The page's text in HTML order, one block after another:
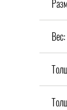
Вес: